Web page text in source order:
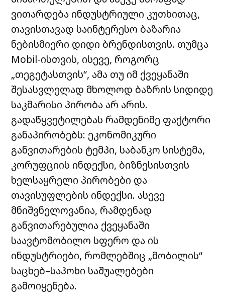
ვითარდება ინდუსტრიული კუთხითაც,
თავისთავად საინტერესო ბაზარია
ნებისმიერი დიდი ბრენდისთვის. თუმცა
Mobil-ისთვის, ისევე, როგორც
„თეგეტასთვის“, ამა თუ იმ ქვეყანაში
შესასვლელად მხოლოდ ბაზრის სიდიდე
საკმარისი პირობა არ არის.
გადაწყვეტილებას რამდენიმე ფაქტორი
განაპირობებს: ეკონომიკური
განვითარების ტემპი, საბანკო სისტემა,
კორუფციის ინდექსი, ბიზნესისთვის
ხელსაყრელი პირობები და
თავისუფლების ინდექსი. ასევე
მნიშვნელოვანია, რამდენად
განვითარებულია ქვეყანაში
საავტომობილო სფერო და ის
ინდუსტრიები, რომლებშიც „მობილის“
საცხებ–საპოხი საშუალებები
გამოიყენება.